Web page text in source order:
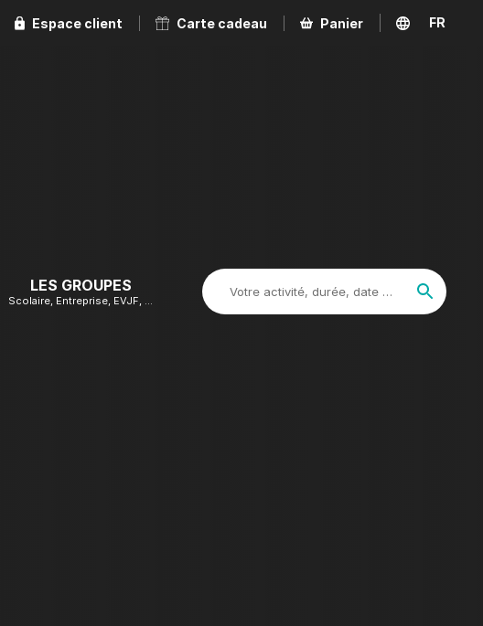
LES GROUPES
Scolaire, Entreprise, EVJF, …
Votre activité, durée, date …
Espace client Carte cadeau Panier
FR